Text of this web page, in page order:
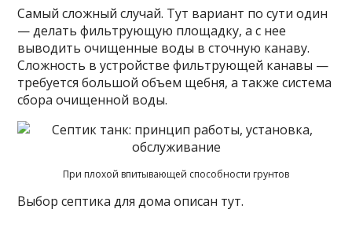
Самый сложный случай. Тут вариант по сути один
— делать фильтрующую площадку, а с нее
выводить очищенные воды в сточную канаву.
Сложность в устройстве фильтрующей канавы —
требуется большой объем щебня, а также система
сбора очищенной воды.
При плохой впитывающей способности грунтов
Выбор септика для дома описан тут.